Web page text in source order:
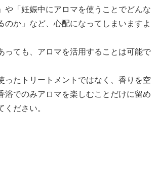
や「妊娠中にアロマを使うことでどんな
のか」など、心配になってしまいますよ
っても、アロマを活用することは可能で
ったトリートメントではなく、香りを空
浴でのみアロマを楽しむことだけに留め
ください。